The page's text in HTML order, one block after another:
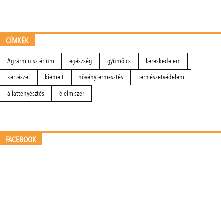
CÍMKÉK
Agrárminisztérium egészség gyümölcs
kereskedelem
kertészet
kiemelt növénytermesztés
természetvédelem
állattenyésztés
élelmiszer
FACEBOOK